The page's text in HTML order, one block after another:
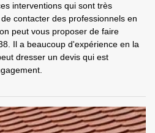
interventions qui sont très
contacter des professionnels en
peut vous proposer de faire
Il a beaucoup d'expérience en la
dresser un devis qui est